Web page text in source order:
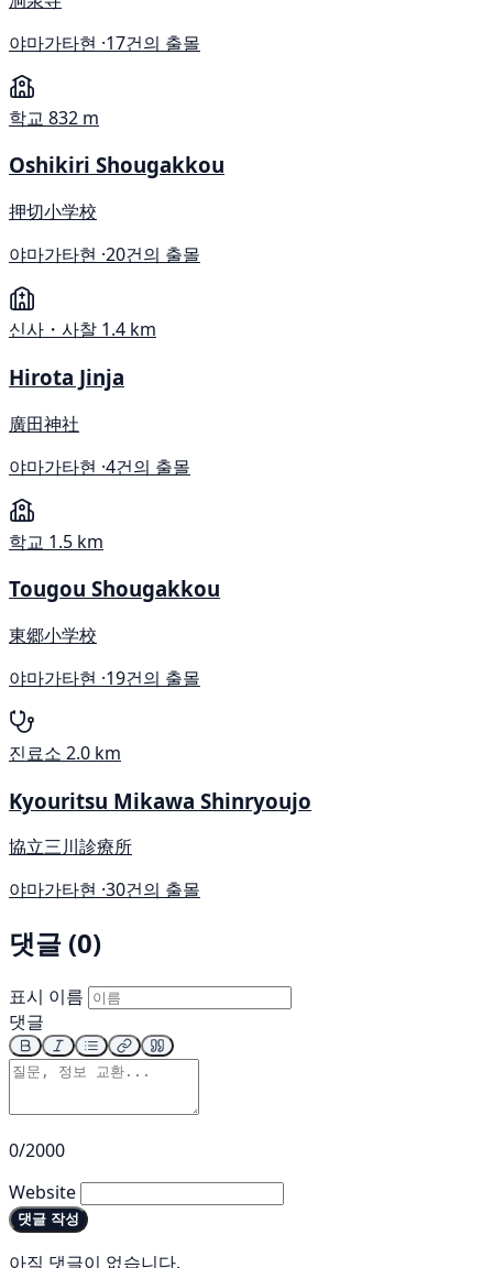
야마가타현 ·17건의 출몰
학교 832 m
Oshikiri Shougakkou
押切小学校
야마가타현 ·20건의 출몰
신사・사찰 1.4 km
Hirota Jinja
廣田神社
야마가타현 ·4건의 출몰
학교 1.5 km
Tougou Shougakkou
東郷小学校
야마가타현 ·19건의 출몰
진료소 2.0 km
Kyouritsu Mikawa Shinryoujo
協立三川診療所
야마가타현 ·30건의 출몰
댓글 (0)
표시 이름
댓글
0/2000
Website
댓글 작성
아직 댓글이 없습니다.